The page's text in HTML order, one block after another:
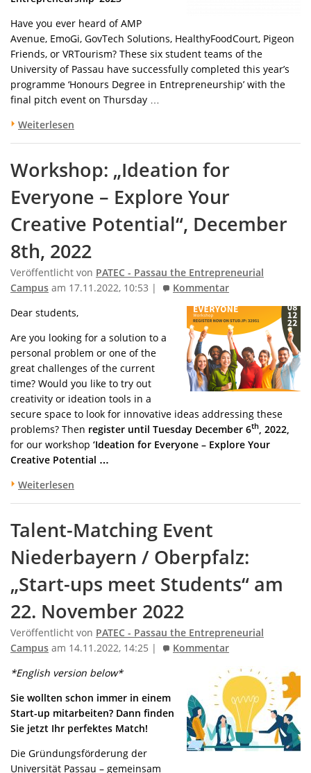
Have you ever heard of AMP
Avenue, EmoGi, GovTech Solutions, HealthyFoodCourt, Pigeon
Friends, or VRTourism? These six student teams of the
University of Passau have successfully completed this year’s
programme ‘Honours Degree in Entrepreneurship’ with the
final pitch event on Thursday …
Weiterlesen
Workshop: „Ideation for
Everyone – Explore Your
Creative Potential“, December
8th, 2022
Veröffentlicht von PATEC - Passau the Entrepreneurial
Campus am 17.11.2022, 10:53 | Kommentar
Dear students,
Are you looking for a solution to a
personal problem or one of the
great challenges of the current
time? Would you like to try out
creativity or ideation tools in a
secure space to look for innovative ideas addressing these
problems? Then register until Tuesday December 6th , 2022,
for our workshop ‘Ideation for Everyone – Explore Your
Creative Potential …
Weiterlesen
Talent-Matching Event
Niederbayern / Oberpfalz:
„Start-ups meet Students“ am
22. November 2022
Veröffentlicht von PATEC - Passau the Entrepreneurial
Campus am 14.11.2022, 14:25 | Kommentar
*English version below*
Sie wollten schon immer in einem
Start-up mitarbeiten? Dann finden
Sie jetzt Ihr perfektes Match!
Die Gründungsförderung der
Universität Passau – gemeinsam